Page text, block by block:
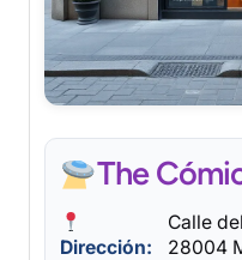
The
Dirección:
Calle
28004